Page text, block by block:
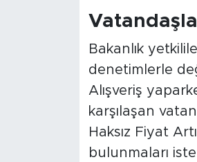
Bakanlık
denetimlerle
Alışveriş
karşılaşan
Haksız Fiyat
bulunmaları